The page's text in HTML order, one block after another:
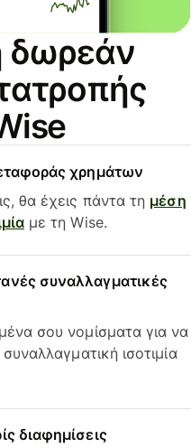
δωρεάν
χρημάτων
θα έχεις πάντα τη μέση
με τη Wise.
συναλλαγματικές
σου νομίσματα για να
ισοτιμία
διαφημίσεις